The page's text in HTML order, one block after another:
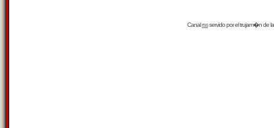
Canalrssservido por eltrujam�nde